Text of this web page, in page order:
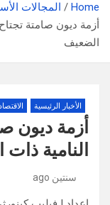
Home المجالات
أزمة ديون صامتة
الضعيف
الأخبار الرئيسية
أزمة ديون
النامية
سنتين ago